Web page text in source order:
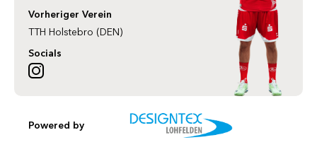
Vorheriger Verein
TTH Holstebro (DEN)
Socials
Powered by